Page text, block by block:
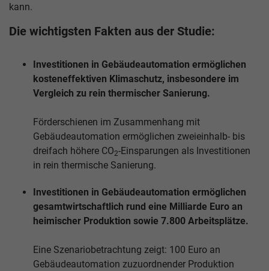
kann.
Die wichtigsten Fakten aus der Studie:
Investitionen in Gebäudeautomation ermöglichen
kosteneffektiven Klimaschutz, insbesondere im
Vergleich zu rein thermischer Sanierung.
Förderschienen im Zusammenhang mit
Gebäudeautomation ermöglichen zweieinhalb- bis
dreifach höhere CO2-Einsparungen als Investitionen
in rein thermische Sanierung.
Investitionen in Gebäudeautomation ermöglichen
gesamtwirtschaftlich rund eine Milliarde Euro an
heimischer Produktion sowie 7.800 Arbeitsplätze.
Eine Szenariobetrachtung zeigt: 100 Euro an
Gebäudeautomation zuzuordnender Produktion